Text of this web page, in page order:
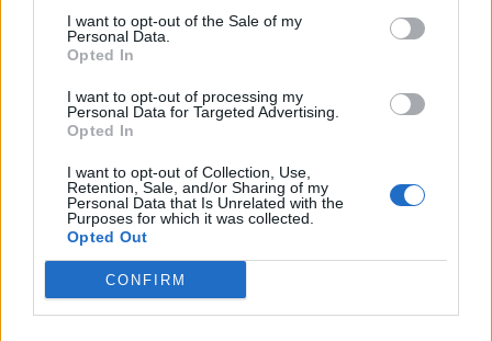
I want to opt-out of the Sale of my
Personal Data.
Opted In
I want to opt-out of processing my
Personal Data for Targeted Advertising.
Opted In
I want to opt-out of Collection, Use,
Retention, Sale, and/or Sharing of my
Personal Data that Is Unrelated with the
Purposes for which it was collected.
Opted Out
CONFIRM
Σχετικά Άρθρα